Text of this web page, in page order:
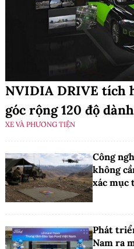
NVIDIA DRIVE tích
góc rộng 120 độ
XE VÀ PHƯƠNG TIỆN
Công
không
xác mục
Phát
Nam ra